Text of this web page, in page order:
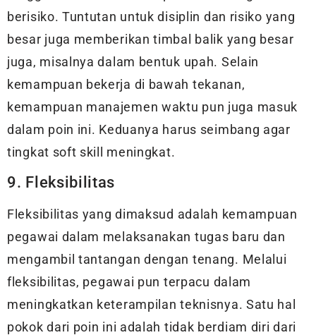
berisiko. Tuntutan untuk disiplin dan risiko yang
besar juga memberikan timbal balik yang besar
juga, misalnya dalam bentuk upah. Selain
kemampuan bekerja di bawah tekanan,
kemampuan manajemen waktu pun juga masuk
dalam poin ini. Keduanya harus seimbang agar
tingkat soft skill meningkat.
9. Fleksibilitas
Fleksibilitas yang dimaksud adalah kemampuan
pegawai dalam melaksanakan tugas baru dan
mengambil tantangan dengan tenang. Melalui
fleksibilitas, pegawai pun terpacu dalam
meningkatkan keterampilan teknisnya. Satu hal
pokok dari poin ini adalah tidak berdiam diri dari